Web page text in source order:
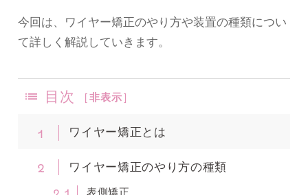
今回は、ワイヤー矯正のやり方や装置の種類につい
て詳しく解説していきます。
目次 [非表示]
1 ワイヤー矯正とは
2 ワイヤー矯正のやり方の種類
表側矯正